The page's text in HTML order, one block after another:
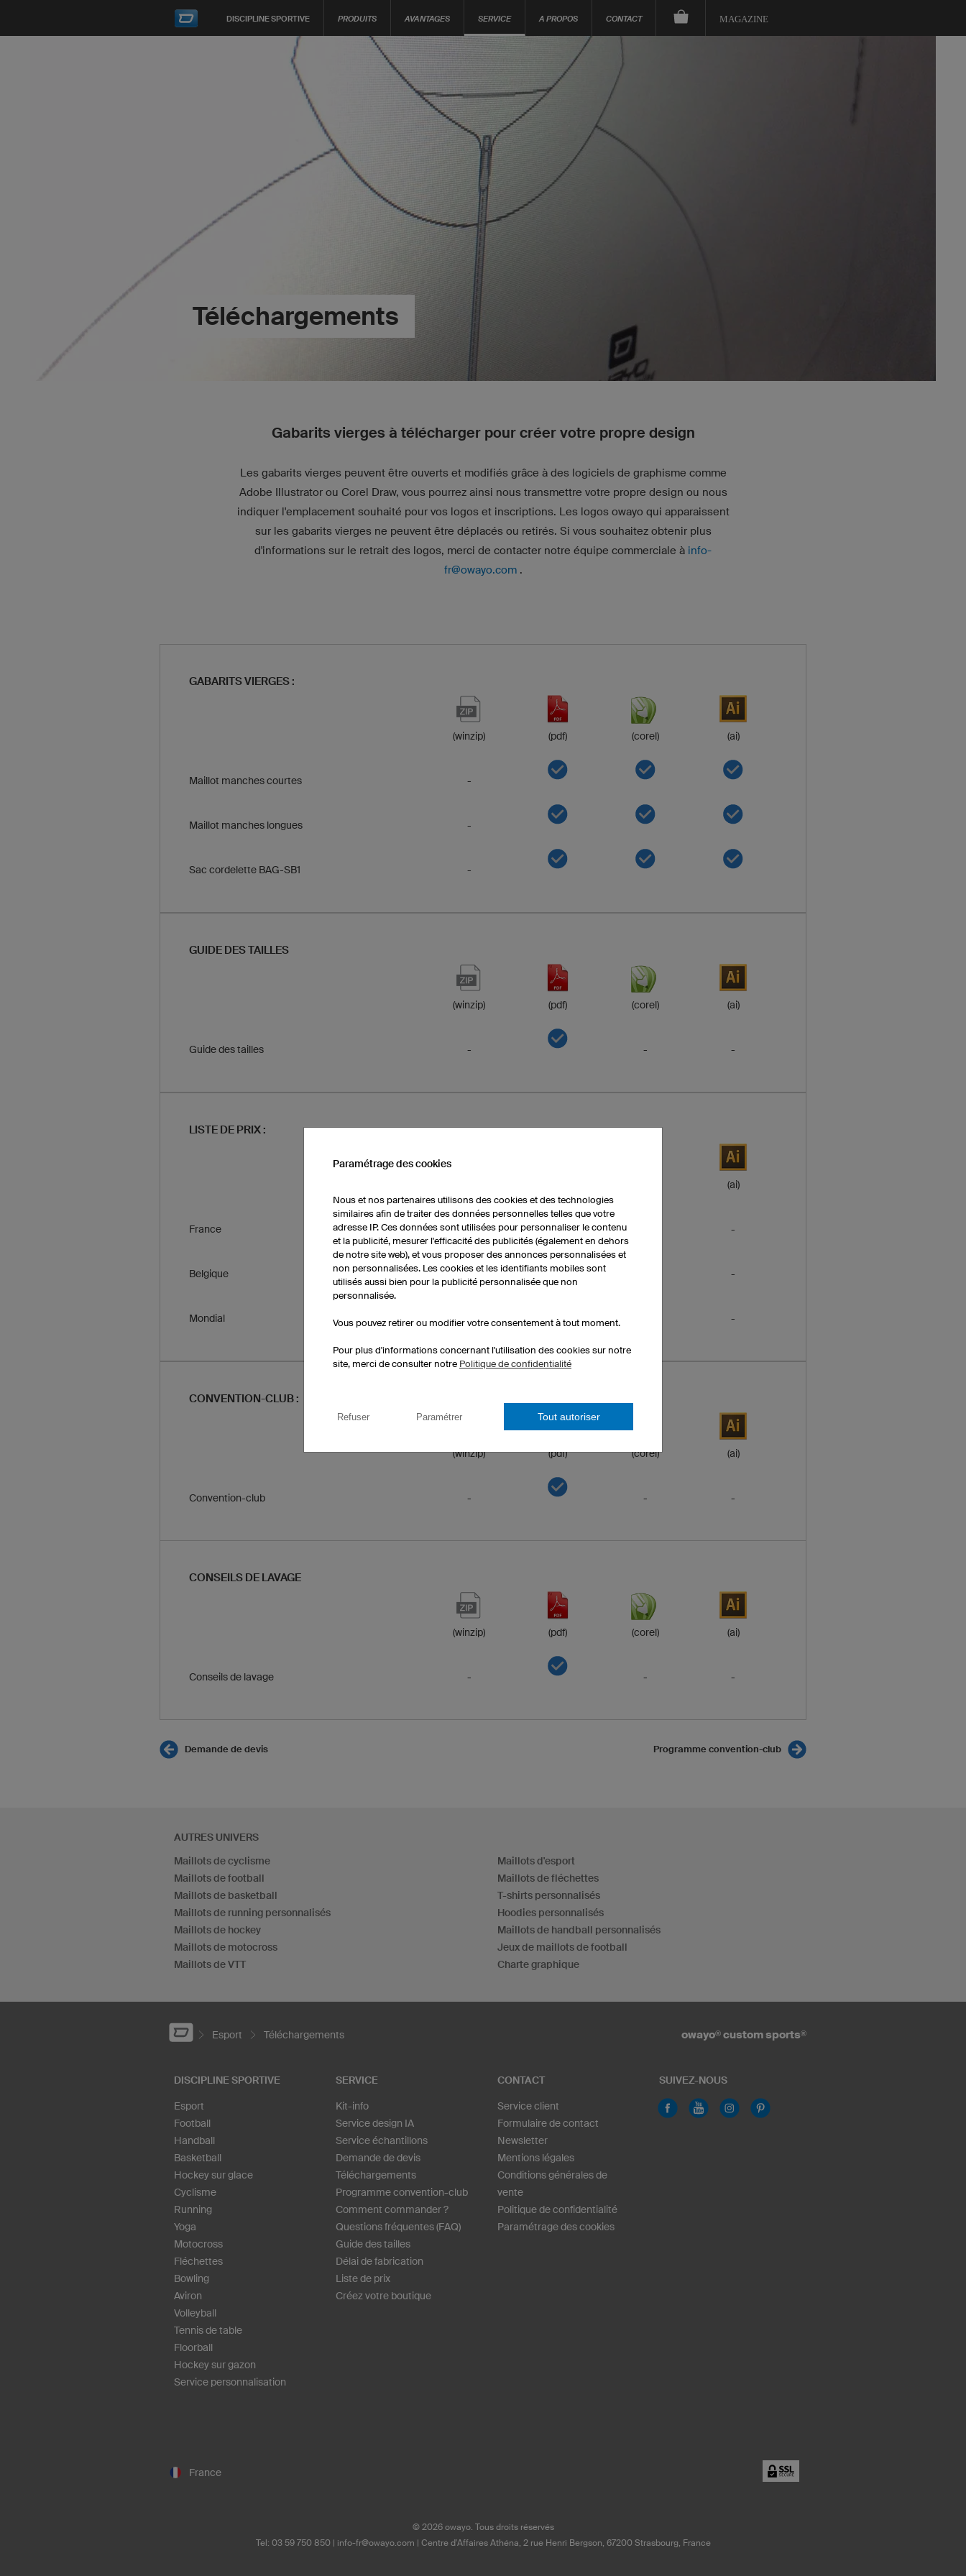
DISCIPLINE SPORTIVE PRODUITS AVANTAGES SERVICE A PROPOS CONTACT MAGAZINE
Téléchargements
Gabarits vierges à télécharger pour créer votre propre design
Les gabarits vierges peuvent être ouverts et modifiés grâce à des logiciels de graphisme comme
Adobe Illustrator ou Corel Draw, vous pourrez ainsi nous transmettre votre propre design ou nous
indiquer l'emplacement souhaité pour vos logos et inscriptions. Les logos owayo qui apparaissent
sur les gabarits vierges ne peuvent être déplacés ou retirés. Si vous souhaitez obtenir plus
d'informations sur le retrait des logos, merci de contacter notre équipe commerciale à info-
fr@owayo.com.
GABARITS VIERGES :
(winzip) (pdf) (corel) (ai)
Maillot manches courtes -
Maillot manches longues -
Sac cordelette BAG-SB1 -
GUIDE DES TAILLES
(winzip) (pdf) (corel) (ai)
Guide des tailles - - -
LISTE DE PRIX :
(ai)
France - -
Belgique - -
Mondial -
CONVENTION-CLUB :
(winzip) (pdf) (corel) (ai)
Convention-club - - -
CONSEILS DE LAVAGE
(winzip) (pdf) (corel) (ai)
Conseils de lavage - - -
Demande de devis Programme convention-club
AUTRES UNIVERS
Maillots de cyclisme
Maillots de football
Maillots de basketball
Maillots de running personnalisés
Maillots de hockey
Maillots de motocross
Maillots de VTT
Maillots d'esport
Maillots de fléchettes
T-shirts personnalisés
Hoodies personnalisés
Maillots de handball personnalisés
Jeux de maillots de football
Charte graphique
Esport Téléchargements owayo® custom sports®
DISCIPLINE SPORTIVE
Esport
Football
Handball
Basketball
Hockey sur glace
Cyclisme
Running
Yoga
Motocross
Fléchettes
Bowling
Aviron
Volleyball
Tennis de table
Floorball
Hockey sur gazon
Service personnalisation
SERVICE
Kit-info
Service design IA
Service échantillons
Demande de devis
Téléchargements
Programme convention-club
Comment commander ?
Questions fréquentes (FAQ)
Guide des tailles
Délai de fabrication
Liste de prix
Créez votre boutique
CONTACT
Service client
Formulaire de contact
Newsletter
Mentions légales
Conditions générales de
vente
Politique de confidentialité
Paramétrage des cookies
SUIVEZ-NOUS
France
© 2026owayo. Tous droits réservés
Tel: 03 59 750 850| info-fr@owayo.com | Centre d'Affaires Athéna, 2 rue Henri Bergson, 67200 Strasbourg, France
Paramétrage des cookies
Nous et nos partenaires utilisons des cookies et des technologies
similaires afin de traiter des données personnelles telles que votre
adresse IP. Ces données sont utilisées pour personnaliser le contenu
et la publicité, mesurer l'efficacité des publicités (également en dehors
de notre site web), et vous proposer des annonces personnalisées et
non personnalisées. Les cookies et les identifiants mobiles sont
utilisés aussi bien pour la publicité personnalisée que non
personnalisée.
Vous pouvez retirer ou modifier votre consentement à tout moment.
Pour plus d'informations concernant l'utilisation des cookies sur notre
site, merci de consulter notre Politique de confidentialité
Refuser Paramétrer Tout autoriser